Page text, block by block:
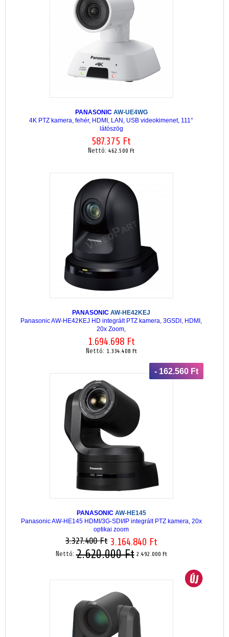
PANASONIC AW-UE4WG
4K PTZ kamera, fehér, HDMI, LAN, USB videokimenet, 111°
látószög
587.375 Ft
Nettó: 462.500 Ft
PANASONIC AW-HE42KEJ
Panasonic AW-HE42KEJ HD integrált PTZ kamera, 3GSDI, HDMI,
20x Zoom,
1.694.698 Ft
Nettó: 1.334.408 Ft
- 162.560 Ft
PANASONIC AW-HE145
Panasonic AW-HE145 HDMI/3G-SDI/IP integrált PTZ kamera, 20x
optikai zoom
3.327.400 Ft 3.164.840 Ft
Nettó:2.620.000 Ft 2.492.000 Ft